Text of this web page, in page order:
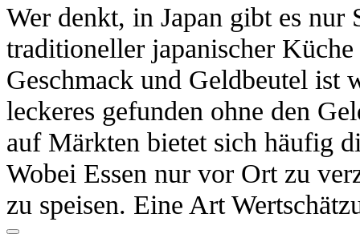
Wer denkt, in Japan gibt es
traditioneller japanischer
Geschmack und Geldbeutel ist
leckeres gefunden ohne den
auf Märkten bietet sich häufig
Wobei Essen nur vor Ort zu
zu speisen. Eine Art